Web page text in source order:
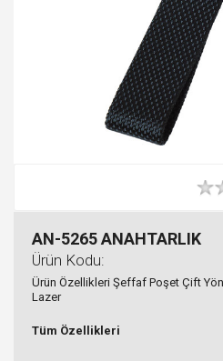
AN-5265 ANAHTARLIK
Ürün Kodu:
Ürün Özellikleri Şeffaf Poşet Çift
Lazer
Tüm Özellikleri